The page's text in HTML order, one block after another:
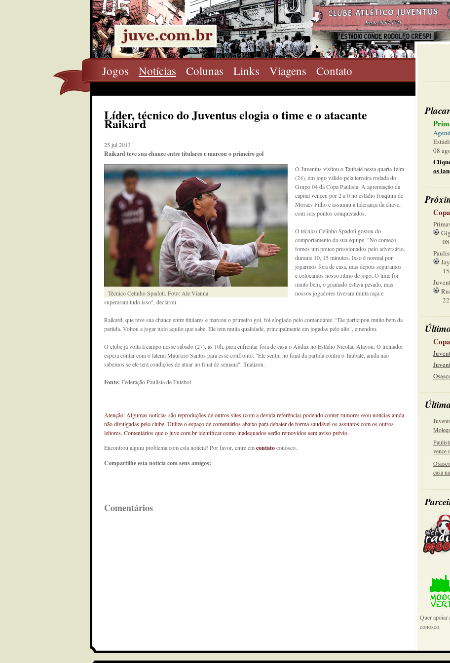
Jogos Notícias Colunas Links Viagens Contato
08
os
08
15
22
vence
casa
Quer apoiar
conosco.
Líder, técnico do Juventus elogia o time e o atacante
Raikard
25 jul 2013
Raikard teve sua chance entre titulares e marcou o primeiro gol
Técnico Celinho Spadoti. Foto: Ale Vianna
O Juventus visitou o Taubaté nesta quarta-feira
(24), em jogo válido pela terceira rodada do
Grupo 04 da Copa Paulista. A agremiação da
capital venceu por 2 a 0 no estádio Joaquim de
Moraes Filho e assumiu a liderança da chave,
com seis pontos conquistados.
O técnico Celinho Spadoti gostou do
comportamento da sua equipe. "No começo,
fomos um pouco pressionados pelo adversário,
durante 10, 15 minutos. Isso é normal por
jogarmos fora de casa, mas depois seguramos
e colocamos nosso ritmo de jogo. O time foi
muito bem, o gramado estava pesado, mas
nossos jogadores tiveram muita raça e
superaram tudo isso", declarou.
Raikard, que teve sua chance entre titulares e marcou o primeiro gol, foi elogiado pelo comandante. "Ele participou muito bem da
partida. Voltou a jogar tudo aquilo que sabe. Ele tem muita qualidade, principalmente em jogadas pelo alto", emendou.
O clube já volta à campo nesse sábado (27), às 10h, para enfrentar fora de casa o Audax no Estádio Nicolau Alayon. O treinador
espera contar com o lateral Maurício Santos para esse confronto. "Ele sentiu no final da partida contra o Taubaté, ainda não
sabemos se ele terá condições de atuar no final de semana", finalizou.
Fonte: Federação Paulista de Futebol
Atenção: Algumas notícias são reproduções de outros sites (com a devida referência) podendo conter rumores e/ou notícias ainda
não divulgadas pelo clube. Utilize o espaço de comentários abaixo para debater de forma saudável os assuntos com os outros
leitores. Comentários que o juve.com.br identificar como inadequados serão removidos sem aviso prévio.
Encontrou algum problema com esta notícia? Por favor, entre emcontatoconosco.
Compartilhe esta notícia com seus amigos:
Comentários